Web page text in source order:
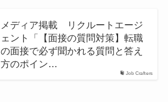
Job Crafters
メディア掲載 リクルートエージ
ェント「【面接の質問対策】転職
の面接で必ず聞かれる質問と答え
方のポイン…